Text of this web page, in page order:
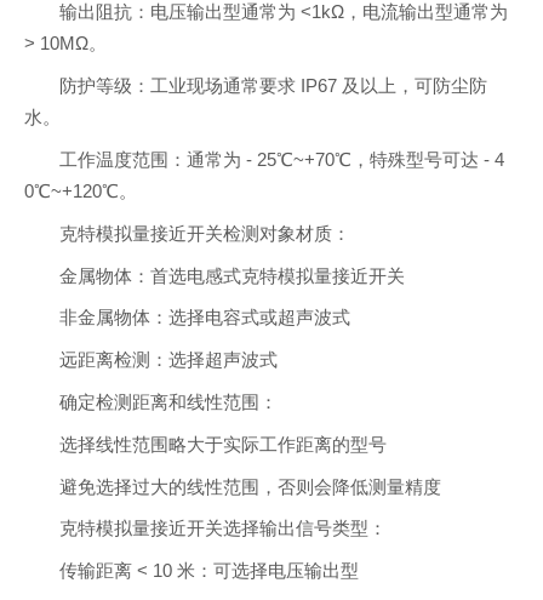
输出阻抗：电压输出型通常为 <1kΩ，电流输出型通常为
> 10MΩ。
防护等级：工业现场通常要求 IP67 及以上，可防尘防
水。
工作温度范围：通常为 - 25℃~+70℃，特殊型号可达 - 4
0℃~+120℃。
克特模拟量接近开关检测对象材质：
金属物体：首选电感式克特模拟量接近开关
非金属物体：选择电容式或超声波式
远距离检测：选择超声波式
确定检测距离和线性范围：
选择线性范围略大于实际工作距离的型号
避免选择过大的线性范围，否则会降低测量精度
克特模拟量接近开关选择输出信号类型：
传输距离 < 10 米：可选择电压输出型